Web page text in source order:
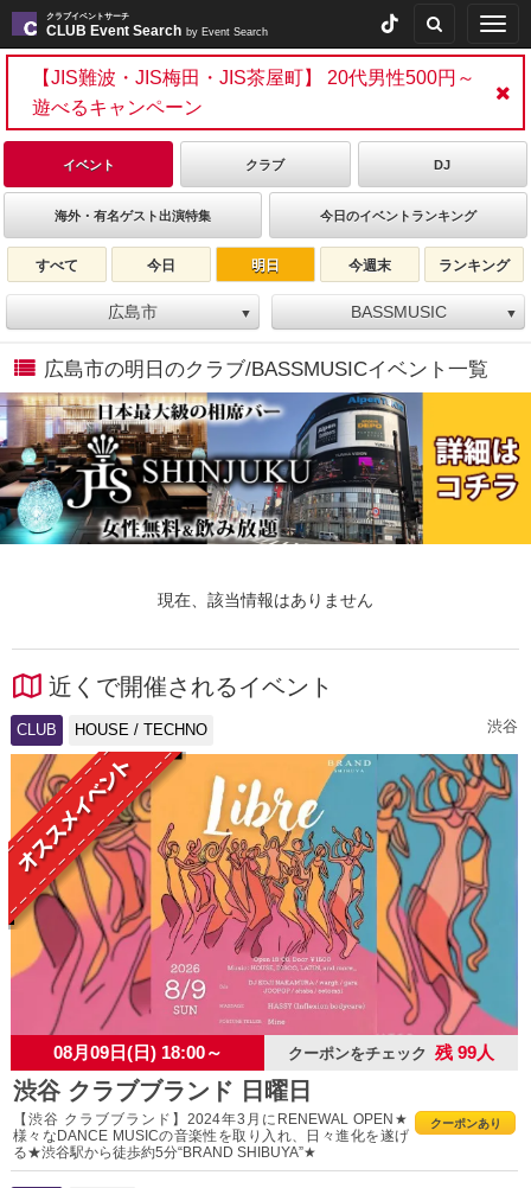
クラブイベントサーチ
CLUB Event Search by Event Search
【JIS難波・JIS梅田・JIS茶屋町】 20代男性500円～
遊べるキャンペーン
イベント クラブ DJ
海外・有名ゲスト出演特集 今日のイベントランキング
すべて 今日 明日 今週末 ランキング
広島市 ▼ BASSMUSIC ▼
広島市の明日のクラブ/BASSMUSICイベント一覧
現在、該当情報はありません
近くで開催されるイベント
CLUB HOUSE / TECHNO 渋谷
08月09日(日) 18:00～ クーポンをチェック 残 99人
渋谷 クラブブランド 日曜日
クーポンあり
【渋谷 クラブブランド】2024年3月にRENEWAL OPEN★
様々なDANCE MUSICの音楽性を取り入れ、日々進化を遂げ
る★渋谷駅から徒歩約5分“BRAND SHIBUYA”★